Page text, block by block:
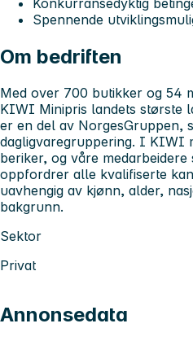
Spennende
Om bedriften
Med over 700 butikker og 54
KIWI Minipris landets største
er en del av NorgesGruppen,
dagligvaregruppering. I KIWI
beriker, og våre
oppfordrer alle kvalifiserte
uavhengig av kjønn, alder,
bakgrunn.
Sektor
Privat
Annonsedata